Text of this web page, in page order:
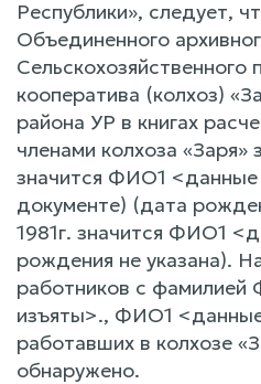
Республики», следует,
Объединенного
Сельскохозяйственного
кооператива (колхоз)
района УР в книгах
членами колхоза «Заря»
значится ФИО1 <данные
документе) (дата
1981г. значится ФИО1
рождения не указана).
работников с
изъяты>., ФИО1
работавших в колхозе
обнаружено.